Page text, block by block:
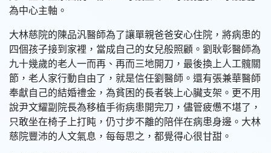
為中心主軸。
大林慈院的陳品汎醫師為了讓單親爸爸安心住院，將病患的
四個孩子接到家裡，當成自己的女兒般照顧。劉耿彰醫師為
九十幾歲的老人一而再、再而三地開刀，最後換上人工髖關
節，老人家行動自由了，就是信任劉醫師。還有張兼華醫師
奉獻自己的結婚禮金，為貧困的長者裝上心臟支架。更不用
說尹文耀副院長為移植手術病患開完刀，儘管疲憊不堪了，
只敢坐在椅子上打盹，仍寸步不離的陪伴在病患身邊。大林
慈院豐沛的人文氣息，每每思之，都覺得心很甘甜。